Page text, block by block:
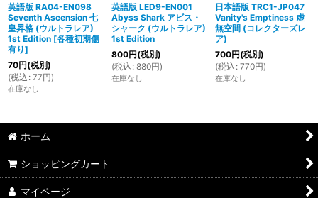
英語版 RA04-EN098
Seventh Ascension 七
皇昇格 (ウルトラレア)
1st Edition [各種初期傷
有り]
70円(税別)
(税込 : 77円)
在庫なし
英語版 LED9-EN001
Abyss Shark アビス・
シャーク (ウルトラレア)
1st Edition
800円(税別)
(税込 : 880円)
在庫なし
日本語版 TRC1-JP047
Vanity's Emptiness 虚
無空間 (コレクターズレ
ア)
700円(税別)
(税込 : 770円)
在庫なし
ホーム
ショッピングカート
マイページ